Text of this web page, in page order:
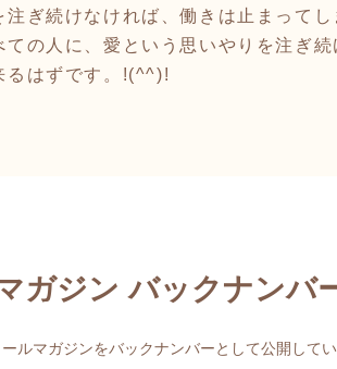
ぎ続けなければ、働きは止まって
の人に、愛という思いやりを注ぎ続
るはずです。!(^^)!
ガジン バックナンバ
ルマガジンをバックナンバーとして公開して